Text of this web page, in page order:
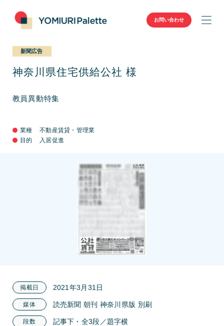
お問い合わせ
トップ 神奈川県住宅供給公社 様
新聞広告
神奈川県住宅供給公社 様
教員異動特集
業種
不動産賃貸・管理業
目的
入居促進
掲載日 2021年3月31日
媒体 読売新聞 朝刊 神奈川県版 別刷
段数 記事下・全3段／題字横